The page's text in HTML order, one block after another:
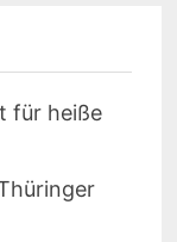
für heiße